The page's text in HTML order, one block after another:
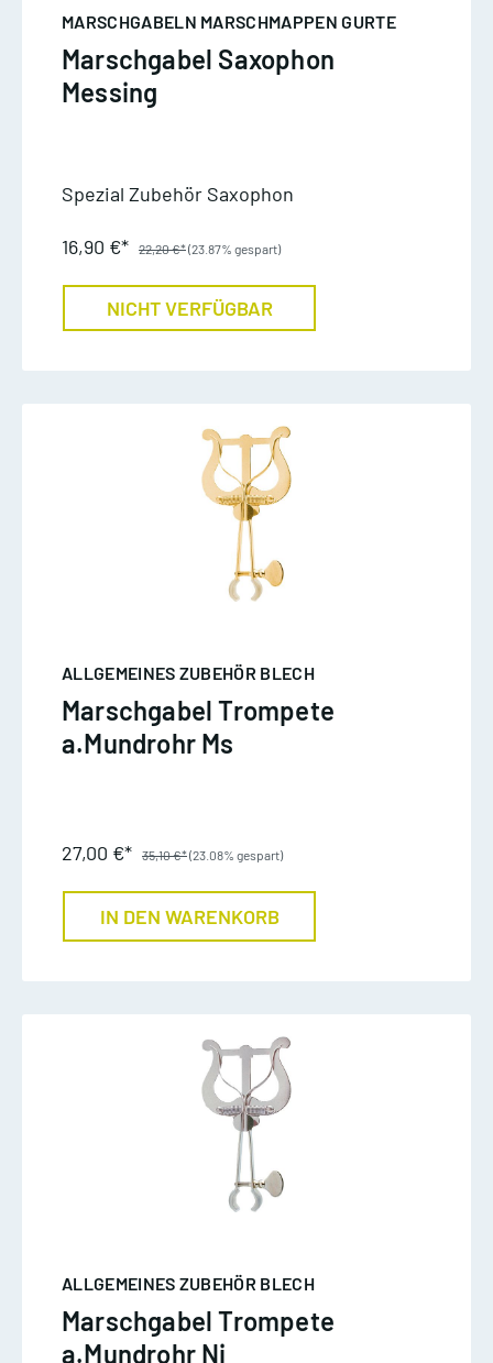
MARSCHGABELN MARSCHMAPPEN GURTE
Marschgabel Saxophon
Messing
Spezial Zubehör Saxophon
16,90 €* 22,20 €*(23.87% gespart)
NICHT VERFÜGBAR
ALLGEMEINES ZUBEHÖR BLECH
Marschgabel Trompete
a.Mundrohr Ms
27,00 €* 35,10 €*(23.08% gespart)
IN DEN WARENKORB
ALLGEMEINES ZUBEHÖR BLECH
Marschgabel Trompete
a.Mundrohr Ni